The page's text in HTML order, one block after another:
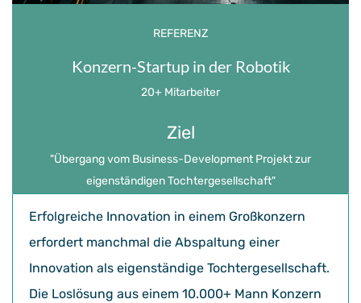
REFERENZ
Konzern-Startup in der Robotik
20+ Mitarbeiter
Ziel
​"Übergang vom Business-Development Projekt zur
eigenständigen Tochtergesellschaft"
Erfolgreiche Innovation in einem Großkonzern
erfordert manchmal die Abspaltung einer
Innovation als eigenständige Tochtergesellschaft.
Die Loslösung aus einem 10.000+ Mann Konzern